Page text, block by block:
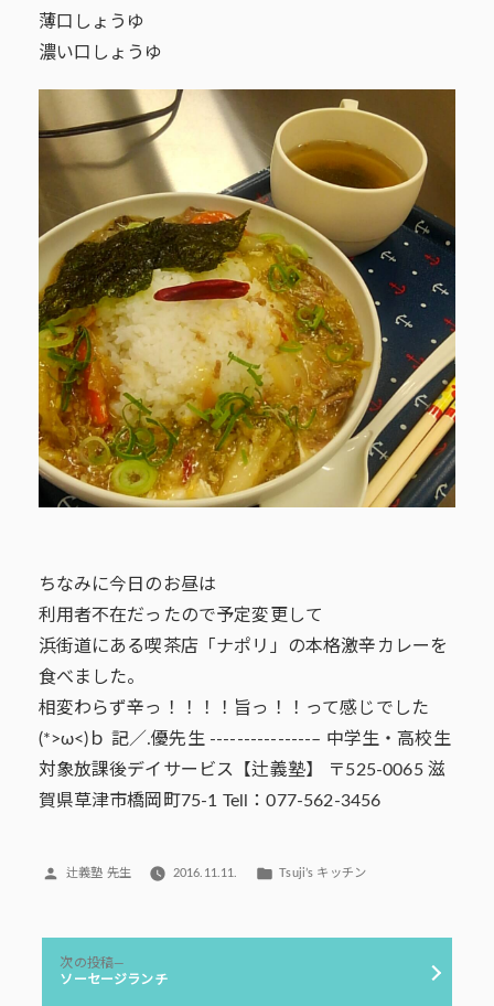
薄口しょうゆ
濃い口しょうゆ
ちなみに今日のお昼は
利用者不在だったので予定変更して
浜街道にある喫茶店「ナポリ」の本格激辛カレーを
食べました。
相変わらず辛っ！！！！旨っ！！って感じでした
(*>ω<)ｂ 記／.優先生 ---------------– 中学生・高校生
対象放課後デイサービス【辻義塾】 〒525-0065 滋
賀県草津市橋岡町75-1 Tell：077-562-3456
投
辻義塾 先生 2016.11.11.
カ
リ
Tsuji’s キッチン
次の投稿
の
ソーセージランチ